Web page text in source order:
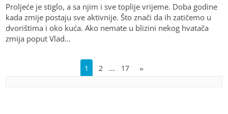
Proljeće je stiglo, a sa njim i sve toplije vrijeme. Doba godine
kada zmije postaju sve aktivnije. Što znači da ih zatičemo u
dvorištima i oko kuća. Ako nemate u blizini nekog hvatača
zmija poput Vlad…
1 2 … 17 »